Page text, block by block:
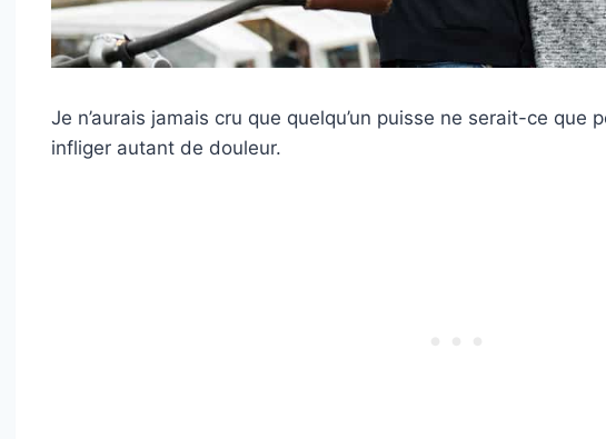
Je n’aurais jamais cru que quelqu’un puisse ne serait-ce que
infliger autant de douleur.